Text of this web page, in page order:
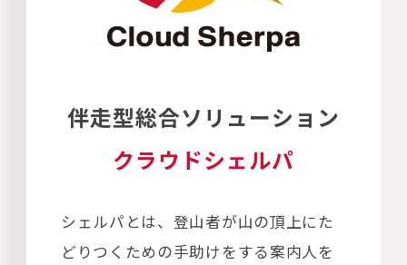
伴走型総合ソリューション
クラウドシェルパ
シェルパとは、登山者が山の頂上にた
どりつくための手助けをする案内人を